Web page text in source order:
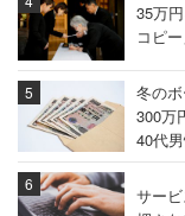
35万
コピ
冬の
300万
40代
サー